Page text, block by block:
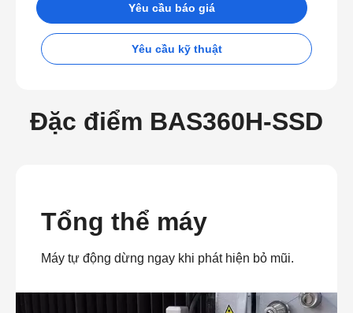
Yêu cầu báo giá
Yêu cầu kỹ thuật
Đặc điểm BAS360H-SSD
Tổng thể máy
Máy tự động dừng ngay khi phát hiện bỏ mũi.